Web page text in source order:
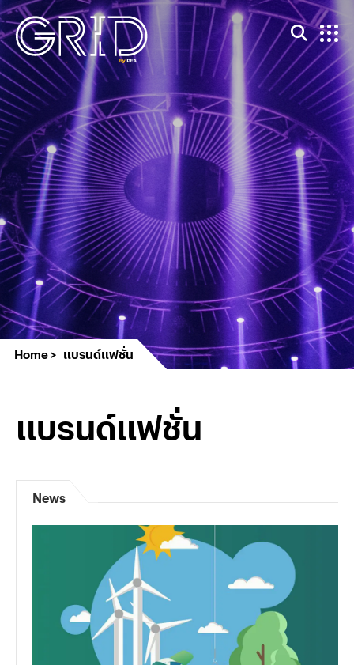
Home แบรนด์แฟชั่น
แบรนด์แฟชั่น
News